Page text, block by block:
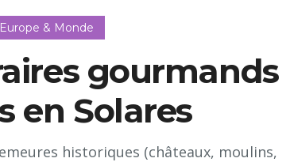
& Monde
gourmands
en Solares
historiques (châteaux, moulins,